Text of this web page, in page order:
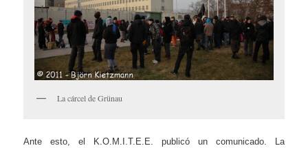
La cárcel de Grünau
Ante esto, el K.O.M.I.T.E.E. publicó un comunicado. La